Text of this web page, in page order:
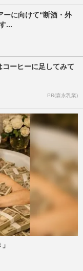
ーに向けて“断酒・外
...
ーヒーに足してみて
PR(森永乳業)